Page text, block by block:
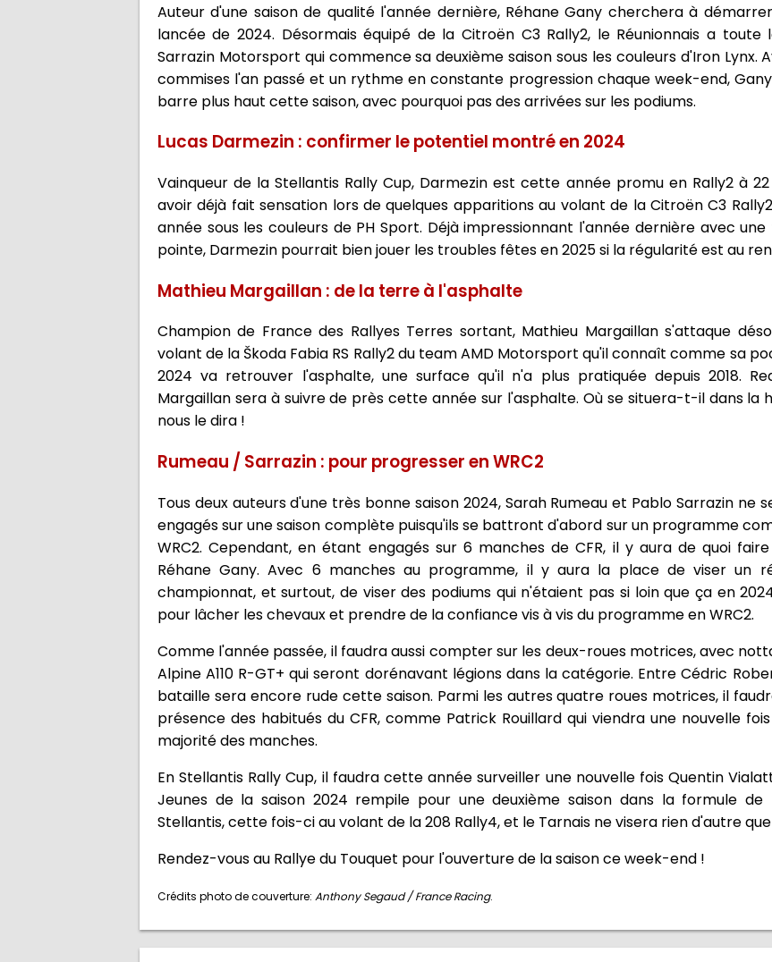
Auteur d'une saison de qualité l'année dernière, Réhane Gany cherchera à
lancée de 2024. Désormais équipé de la Citroën C3 Rally2, le Réunionnais a
Sarrazin Motorsport qui commence sa deuxième saison sous les couleurs d'Iron Lynx.
commises l'an passé et un rythme en constante progression chaque week-end,
barre plus haut cette saison, avec pourquoi pas des arrivées sur les podiums.
Lucas Darmezin : confirmer le potentiel montré en 2024
Vainqueur de la Stellantis Rally Cup, Darmezin est cette année promu en Rally2 à
avoir déjà fait sensation lors de quelques apparitions au volant de la Citroën C3
année sous les couleurs de PH Sport. Déjà impressionnant l'année dernière avec
pointe, Darmezin pourrait bien jouer les troubles fêtes en 2025 si la régularité est au
Mathieu Margaillan : de la terre à l'asphalte
Champion de France des Rallyes Terres sortant, Mathieu Margaillan s'attaque
volant de la Škoda Fabia RS Rally2 du team AMD Motorsport qu'il connaît comme sa
2024 va retrouver l'asphalte, une surface qu'il n'a plus pratiquée depuis 2018.
Margaillan sera à suivre de près cette année sur l'asphalte. Où se situera-t-il dans la
nous le dira !
Rumeau / Sarrazin : pour progresser en WRC2
Tous deux auteurs d'une très bonne saison 2024, Sarah Rumeau et Pablo Sarrazin ne
engagés sur une saison complète puisqu'ils se battront d'abord sur un programme
WRC2. Cependant, en étant engagés sur 6 manches de CFR, il y aura de quoi
Réhane Gany. Avec 6 manches au programme, il y aura la place de viser un
championnat, et surtout, de viser des podiums qui n'étaient pas si loin que ça en
pour lâcher les chevaux et prendre de la confiance vis à vis du programme en WRC2.
Comme l'année passée, il faudra aussi compter sur les deux-roues motrices, avec
Alpine A110 R-GT+ qui seront dorénavant légions dans la catégorie. Entre Cédric
bataille sera encore rude cette saison. Parmi les autres quatre roues motrices, il
présence des habitués du CFR, comme Patrick Rouillard qui viendra une nouvelle
majorité des manches.
En Stellantis Rally Cup, il faudra cette année surveiller une nouvelle fois Quentin
Jeunes de la saison 2024 rempile pour une deuxième saison dans la formule
Stellantis, cette fois-ci au volant de la 208 Rally4, et le Tarnais ne visera rien d'autre
Rendez-vous au Rallye du Touquet pour l'ouverture de la saison ce week-end !
Crédits photo de couverture: Anthony Segaud / France Racing.